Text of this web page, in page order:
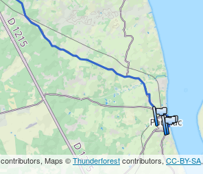
contributors, Maps ©Thunderforestcontributors,CC-BY-SA,